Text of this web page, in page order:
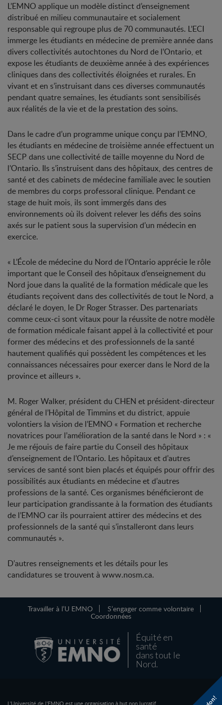
L’EMNO applique un modèle distinct d’enseignement
distribué en milieu communautaire et socialement
responsable qui regroupe plus de 70 communautés. L’ECI
immerge les étudiants en médecine de première année dans
divers collectivités autochtones du Nord de l’Ontario, et
expose les étudiants de deuxième année à des expériences
cliniques dans des collectivités éloignées et rurales. En
vivant et en s’instruisant dans ces diverses communautés
pendant quatre semaines, les étudiants sont sensibilisés
aux réalités de la vie et de la prestation des soins.
Dans le cadre d’un programme unique conçu par l’EMNO,
les étudiants en médecine de troisième année effectuent un
SECP dans une collectivité de taille moyenne du Nord de
l’Ontario. Ils s’instruisent dans des hôpitaux, des centres de
santé et des cabinets de médecine familiale avec le soutien
de membres du corps professoral clinique. Pendant ce
stage de huit mois, ils sont immergés dans des
environnements où ils doivent relever les défis des soins
axés sur le patient sous la supervision d’un médecin en
exercice.
« L’École de médecine du Nord de l’Ontario apprécie le rôle
important que le Conseil des hôpitaux d’enseignement du
Nord joue dans la qualité de la formation médicale que les
étudiants reçoivent dans des collectivités de tout le Nord, a
déclaré le doyen, le Dr Roger Strasser. Des partenariats
comme ceux-ci sont vitaux pour la réussite de notre modèle
de formation médicale faisant appel à la collectivité et pour
former des médecins et des professionnels de la santé
hautement qualifiés qui possèdent les compétences et les
connaissances nécessaires pour exercer dans le Nord de la
province et ailleurs ».
M. Roger Walker, président du CHEN et président-directeur
général de l’Hôpital de Timmins et du district, appuie
volontiers la vision de l’EMNO « Formation et recherche
novatrices pour l’amélioration de la santé dans le Nord » : «
Je me réjouis de faire partie du Conseil des hôpitaux
d’enseignement de l’Ontario. Les hôpitaux et d’autres
services de santé sont bien placés et équipés pour offrir des
possibilités aux étudiants en médecine et d’autres
professions de la santé. Ces organismes bénéficieront de
leur participation grandissante à la formation des étudiants
de l’EMNO car ils pourraient attirer des médecins et des
professionnels de la santé qui s’installeront dans leurs
communautés ».
D’autres renseignements et les détails pour les
candidatures se trouvent à www.nosm.ca.
Travailler à l’U EMNO S’engager comme volontaire
Coordonnées
Équité en
santé
dans tout le
Nord.
L'Université de l'EMNO est une organisation à but non lucratif.